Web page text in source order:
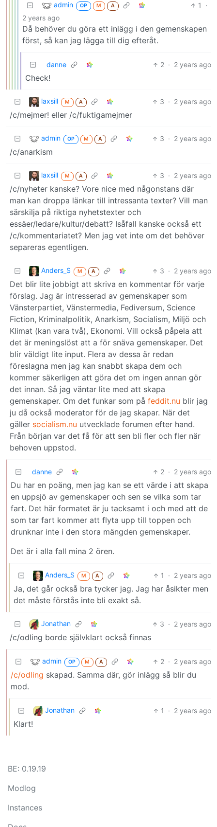
admin OP M A 1
·
2 years ago
Då behöver du göra ett inlägg i den gemenskapen
först, så kan jag lägga till dig efteråt.
danne 2 · 2 years ago
Check!
laxsill M A 3 · 2 years ago
/c/mejmer! eller /c/fuktigamejmer
admin OP M A 3 · 2 years ago
/c/anarkism
laxsill M A 3 · 2 years ago
/c/nyheter kanske? Vore nice med någonstans där
man kan droppa länkar till intressanta texter? Vill man
särskilja på riktiga nyhetstexter och
essäer/ledare/kultur/debatt? Isåfall kanske också ett
/c/kommentariatet? Men jag vet inte om det behöver
separeras egentligen.
Anders_S M A 3 · 2 years ago
Det blir lite jobbigt att skriva en kommentar för varje
förslag. Jag är intresserad av gemenskaper som
Vänsterpartiet, Vänstermedia, Fediversum, Science
Fiction, Kriminalpolitik, Anarkism, Socialism, Miljö och
Klimat (kan vara två), Ekonomi. Vill också påpela att
det är meningslöst att a för snäva gemenskaper. Det
blir väldigt lite input. Flera av dessa är redan
föreslagna men jag kan snabbt skapa dem och
kommer säkerligen att göra det om ingen annan gör
det innan. Så jag väntar lite med att skapa
gemenskaper. Om det funkar som på feddit.nu blir jag
ju då också moderator för de jag skapar. När det
gäller socialism.nu utvecklade forumen efter hand.
Från början var det få för att sen bli fler och fler när
behoven uppstod.
danne 2 · 2 years ago
Du har en poäng, men jag kan se ett värde i att skapa
en uppsjö av gemenskaper och sen se vilka som tar
fart. Det här formatet är ju tacksamt i och med att de
som tar fart kommer att flyta upp till toppen och
drunknar inte i den stora mängden gemenskaper.
Det är i alla fall mina 2 ören.
Anders_S M A 1 · 2 years ago
Ja, det går också bra tycker jag. Jag har åsikter men
det måste förstås inte bli exakt så.
Jonathan 3 · 2 years ago
/c/odling borde självklart också finnas
admin OP M A 2 · 2 years ago
/c/odling skapad. Samma där, gör inlägg så blir du
mod.
Jonathan 1 · 2 years ago
Klart!
BE: 0.19.19
Modlog
Instances